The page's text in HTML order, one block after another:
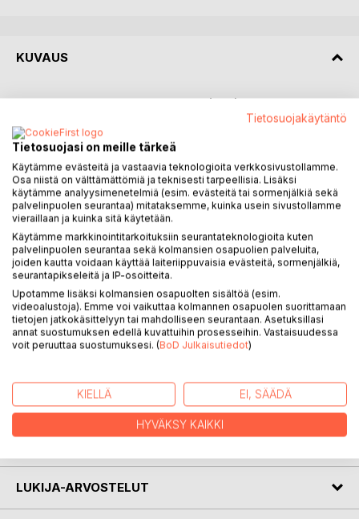
KUVAUS
M a x J u n t u n e n R U N O S U O ( N I )
Nuorena tuli kirjoiteltua hiukan haikeita haikuja ja tosi totisia
tankoja
vanhempieni TERTTU ja TAUNO JUNTUSEN hankkimien,
TUOMAS ANHAVAN suomentamien japanilaisten
runokirjojen inspiroimana.
Kului vuosia, vuosikymmeniä. Sitten iski jotenkin outo,
pulputtava inspiraatio.
Tähän teokseen kokosin nuo nuoruuden intoilut ja tietysti ne
runopulputukset,
jotka yllättivät minut vielä ikämiehennä.
Arigato !
KIRJAILIJA
LUKIJA-ARVOSTELUT
Tietosuojakäytäntö
Tietosuojasi on meille tärkeä
Käytämme evästeitä ja vastaavia teknologioita verkkosivustollamme.
Osa niistä on välttämättömiä ja teknisesti tarpeellisia. Lisäksi
käytämme analyysimenetelmiä (esim. evästeitä tai sormenjälkiä sekä
palvelinpuolen seurantaa) mitataksemme, kuinka usein sivustollamme
vieraillaan ja kuinka sitä käytetään.
Käytämme markkinointitarkoituksiin seurantateknologioita kuten
palvelinpuolen seurantaa sekä kolmansien osapuolien palveluita,
joiden kautta voidaan käyttää laiteriippuvaisia evästeitä, sormenjälkiä,
seurantapikseleitä ja IP-osoitteita.
Upotamme lisäksi kolmansien osapuolten sisältöä (esim.
videoalustoja). Emme voi vaikuttaa kolmannen osapuolen suorittamaan
tietojen jatkokäsittelyyn tai mahdolliseen seurantaan. Asetuksillasi
annat suostumuksen edellä kuvattuihin prosesseihin. Vastaisuudessa
voit peruuttaa suostumuksesi. (BoD Julkaisutiedot)
KIELLÄ EI, SÄÄDÄ
HYVÄKSY KAIKKI